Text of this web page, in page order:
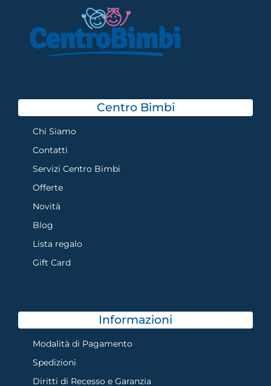
Centro Bimbi
Chi Siamo
Contatti
Servizi Centro Bimbi
Offerte
Novità
Blog
Lista regalo
Gift Card
Informazioni
Modalità di Pagamento
Spedizioni
Diritti di Recesso e Garanzia